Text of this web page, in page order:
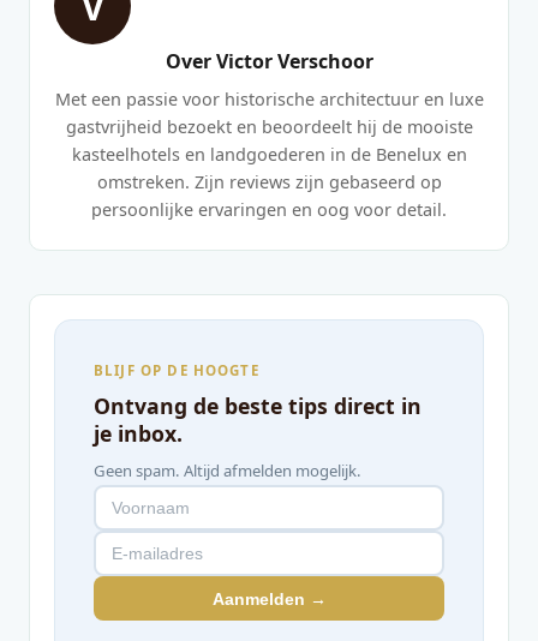
Over Victor Verschoor
Met een passie voor historische architectuur en luxe
gastvrijheid bezoekt en beoordeelt hij de mooiste
kasteelhotels en landgoederen in de Benelux en
omstreken. Zijn reviews zijn gebaseerd op
persoonlijke ervaringen en oog voor detail.
BLIJF OP DE HOOGTE
Ontvang de beste tips direct in
je inbox.
Geen spam. Altijd afmelden mogelijk.
Aanmelden →